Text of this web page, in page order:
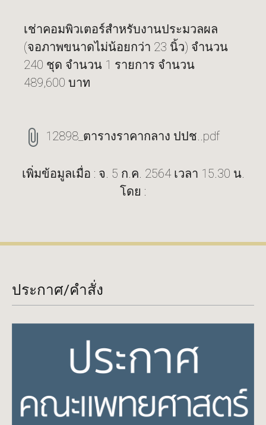
เช่าคอมพิวเตอร์สำหรับงานประมวลผล
(จอภาพขนาดไม่น้อยกว่า 23 นิ้ว) จำนวน
240 ชุด จำนวน 1 รายการ จำนวน
489,600 บาท
12898_ตารางราคากลาง ปปช..pdf
เพิ่มข้อมูลเมื่อ : จ. 5 ก.ค. 2564 เวลา 15.30 น.
โดย :
ประกาศ/คำสั่ง